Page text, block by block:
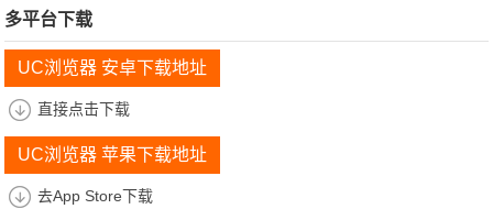
多平台下载
UC浏览器 安卓下载地址
直接点击下载
UC浏览器 苹果下载地址
去App Store下载